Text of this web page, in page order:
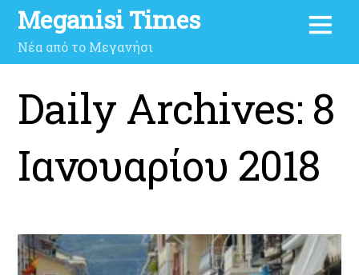
Meganisi Times
Νέα από το Μεγανήσι
Daily Archives: 8
Ιανουαρίου 2018